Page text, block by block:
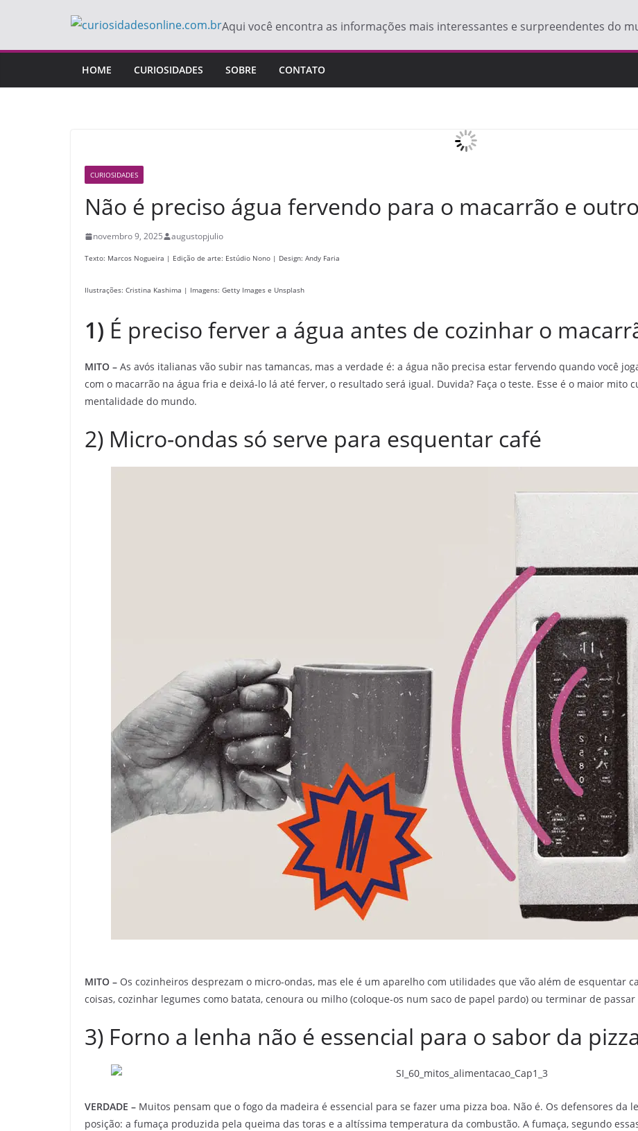
o
Aqui você encontra as informações mais interessantes e surpreendentes do
HOME CURIOSIDADES SOBRE CONTATO
CURIOSIDADES
Não é preciso água fervendo para o macarrão e
novembro 9, 2025 augustopjulio
Texto: Marcos Nogueira | Edição de arte: Estúdio Nono | Design: Andy Faria
Ilustrações: Cristina Kashima | Imagens: Getty Images e Unsplash
1) É preciso ferver a água antes de cozinhar o
MITO – As avós italianas vão subir nas tamancas, mas a verdade é: a água não precisa estar fervendo quando você
com o macarrão na água fria e deixá-lo lá até ferver, o resultado será igual. Duvida? Faça o teste. Esse é o maior
mentalidade do mundo.
2) Micro-ondas só serve para esquentar café
MITO – Os cozinheiros desprezam o micro-ondas, mas ele é um aparelho com utilidades que vão além de esquentar
coisas, cozinhar legumes como batata, cenoura ou milho (coloque-os num saco de papel pardo) ou terminar de
3) Forno a lenha não é essencial para o sabor da
VERDADE – Muitos pensam que o fogo da madeira é essencial para se fazer uma pizza boa. Não é. Os defensores da
posição: a fumaça produzida pela queima das toras e a altíssima temperatura da combustão. A fumaça, segundo